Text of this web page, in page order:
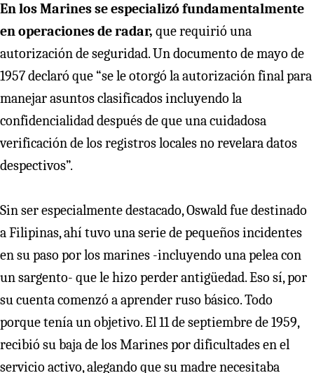
En los Marines se especializó fundamentalmente
en operaciones de radar, que requirió una
autorización de seguridad. Un documento de mayo de
1957 declaró que “se le otorgó la autorización final para
manejar asuntos clasificados incluyendo la
confidencialidad después de que una cuidadosa
verificación de los registros locales no revelara datos
despectivos”.
Sin ser especialmente destacado, Oswald fue destinado
a Filipinas, ahí tuvo una serie de pequeños incidentes
en su paso por los marines -incluyendo una pelea con
un sargento- que le hizo perder antigüedad. Eso sí, por
su cuenta comenzó a aprender ruso básico. Todo
porque tenía un objetivo. El 11 de septiembre de 1959,
recibió su baja de los Marines por dificultades en el
servicio activo, alegando que su madre necesitaba